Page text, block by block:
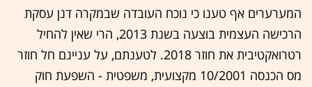
המערערים אף טענו כי נוכח העובדה שבמקרה דנן עסקת
הרכישה העצמית בוצעה בשנת 2013, הרי שאין להחיל
רטרואקטיבית את חוזר 2018. לטענתם, על עניינם חל חוזר
מס הכנסה 10/2001 מקצועית, משפטית - השפעת חוק